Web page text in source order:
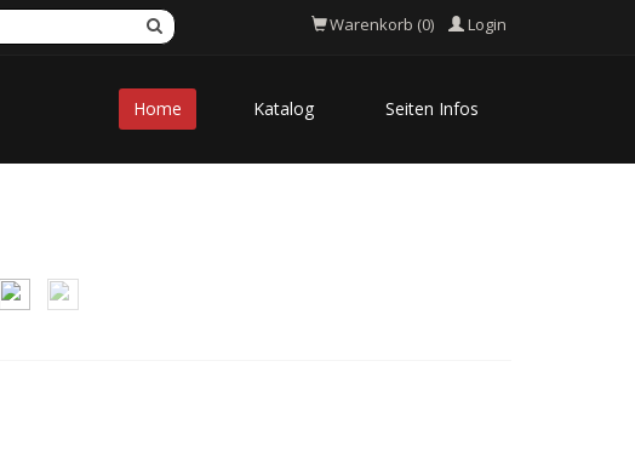
Warenkorb (0) Login
Home Katalog Seiten Infos